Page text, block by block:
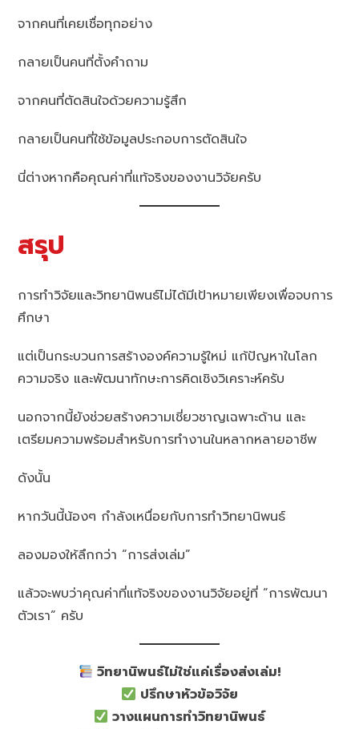
จากคนที่เคยเชื่อทุกอย่าง
กลายเป็นคนที่ตั้งคำถาม
จากคนที่ตัดสินใจด้วยความรู้สึก
กลายเป็นคนที่ใช้ข้อมูลประกอบการตัดสินใจ
นี่ต่างหากคือคุณค่าที่แท้จริงของงานวิจัยครับ
สรุป
การทำวิจัยและวิทยานิพนธ์ไม่ได้มีเป้าหมายเพียงเพื่อจบการ
ศึกษา
แต่เป็นกระบวนการสร้างองค์ความรู้ใหม่ แก้ปัญหาในโลก
ความจริง และพัฒนาทักษะการคิดเชิงวิเคราะห์ครับ
นอกจากนี้ยังช่วยสร้างความเชี่ยวชาญเฉพาะด้าน และ
เตรียมความพร้อมสำหรับการทำงานในหลากหลายอาชีพ
ดังนั้น
หากวันนี้น้องๆ กำลังเหนื่อยกับการทำวิทยานิพนธ์
ลองมองให้ลึกกว่า “การส่งเล่ม”
แล้วจะพบว่าคุณค่าที่แท้จริงของงานวิจัยอยู่ที่ “การพัฒนา
ตัวเรา” ครับ
วิทยานิพนธ์ไม่ใช่แค่เรื่องส่งเล่ม!
ปรึกษาหัวข้อวิจัย
วางแผนการทำวิทยานิพนธ์